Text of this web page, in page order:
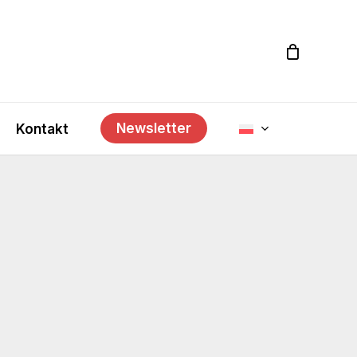
Kontakt Newsletter